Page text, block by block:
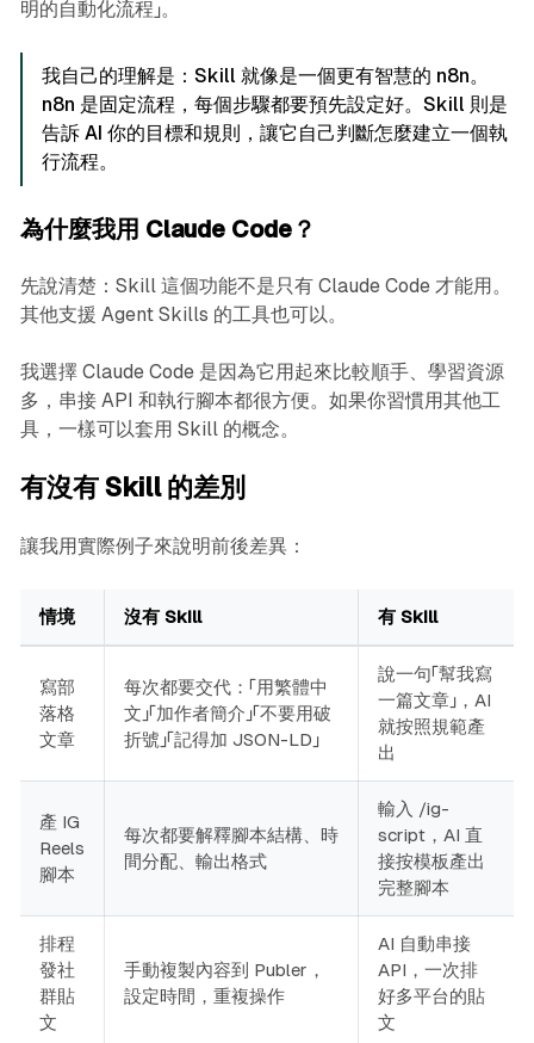
明的自動化流程」。
我自己的理解是：Skill 就像是一個更有智慧的 n8n。
n8n 是固定流程，每個步驟都要預先設定好。Skill 則是
告訴 AI 你的目標和規則，讓它自己判斷怎麼建立一個執
行流程。
為什麼我用 Claude Code？
先說清楚：Skill 這個功能不是只有 Claude Code 才能用。
其他支援 Agent Skills 的工具也可以。
我選擇 Claude Code 是因為它用起來比較順手、學習資源
多，串接 API 和執行腳本都很方便。如果你習慣用其他工
具，一樣可以套用 Skill 的概念。
有沒有 Skill 的差別
讓我用實際例子來說明前後差異：
情境 沒有 Skill 有 Skill
寫部
落格
文章
每次都要交代：「用繁體中
文」「加作者簡介」「不要用破
折號」「記得加 JSON-LD」
說一句「幫我寫
一篇文章」，AI
就按照規範產
出
產 IG
Reels
腳本
每次都要解釋腳本結構、時
間分配、輸出格式
輸入 /ig-
script，AI 直
接按模板產出
完整腳本
排程
發社
群貼
文
手動複製內容到 Publer，
設定時間，重複操作
AI 自動串接
API，一次排
好多平台的貼
文